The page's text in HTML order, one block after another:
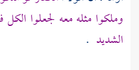
وملكوا مثله معه لجعلوا
الشديد .